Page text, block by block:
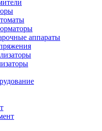
аппараты